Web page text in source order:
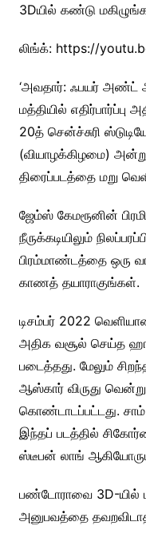
3Dயில் கண்டு
லிங்க்: https://
‘அவதார்: ஃபயர் அண்ட்
மத்தியில் எதிர்பார்ப்பு
20த் சென்ச்சுரி
(வியாழக்கிழமை)
திரைப்படத்தை மறு
ஜேம்ஸ் கேமரூனின்
நீருக்கடியிலும்
பிரம்மாண்டத்தை ஒரு
காணத் தயாராகுங்கள்.
டிசம்பர் 2022
அதிக வசூல் செய்த
படைத்தது. மேலும்
ஆஸ்கார் விருது
கொண்டாடப்பட்டது.
இந்தப் படத்தில்
ஸ்டீபன் லாங் ஆகியோரும்
பண்டோராவை 3D-யில்
அனுபவத்தை